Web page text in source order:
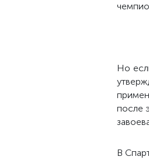
Но
после
В